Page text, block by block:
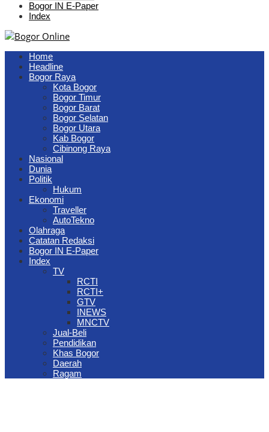
Bogor IN E-Paper
Index
Home
Headline
Bogor Raya
Kota Bogor
Bogor Timur
Bogor Barat
Bogor Selatan
Bogor Utara
Kab Bogor
Cibinong Raya
Nasional
Dunia
Politik
Hukum
Ekonomi
Traveller
AutoTekno
Olahraga
Catatan Redaksi
Bogor IN E-Paper
Index
TV
RCTI
RCTI+
GTV
INEWS
MNCTV
Jual-Beli
Pendidikan
Khas Bogor
Daerah
Ragam